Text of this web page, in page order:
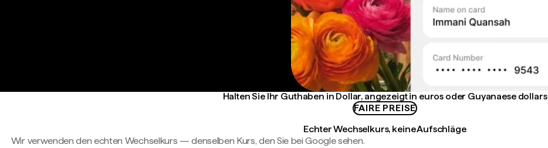
Halten Sie Ihr Guthaben in Dollar, angezeigt in euros oder Guyanaese dollars
FAIRE PREISE
Echter Wechselkurs, keine Aufschläge
Wir verwenden den echten Wechselkurs — denselben Kurs, den Sie bei Google sehen.